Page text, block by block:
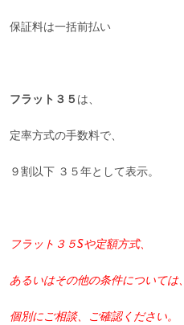
保証料は一括前払い
フラット３５ は、
定率方式の手数料で、
９割以下 ３５年として表示。
フラット３５Sや定額方式、
あるいはその他の条件については、
個別にご相談、ご確認ください。